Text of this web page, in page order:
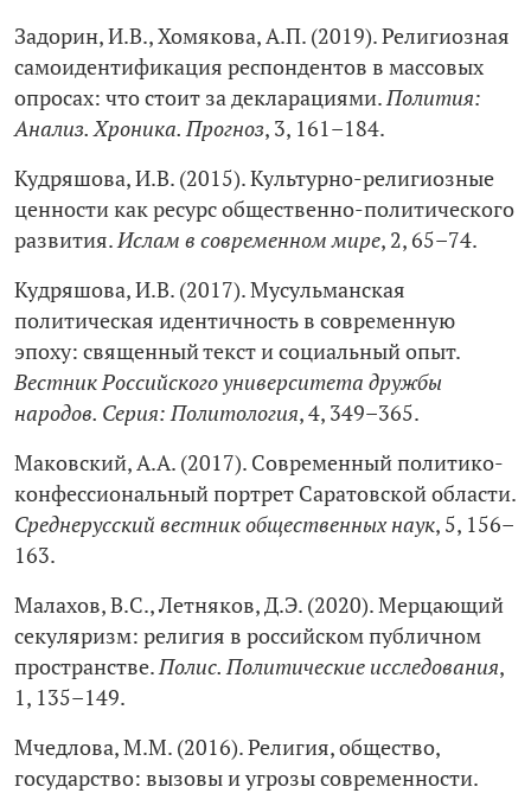
Задорин, И.В., Хомякова, А.П. (2019). Религиозная
самоидентификация респондентов в массовых
опросах: что стоит за декларациями.Полития:
Анализ. Хроника. Прогноз, 3, 161–184.
Кудряшова, И.В. (2015). Культурно-религиозные
ценности как ресурс общественно-политического
развития.Ислам в современном мире, 2, 65–74.
Кудряшова, И.В. (2017). Мусульманская
политическая идентичность в современную
эпоху: священный текст и социальный опыт.
Вестник Российского университета дружбы
народов. Серия: Политология, 4, 349–365.
Маковский, А.А. (2017). Современный политико-
конфессиональный портрет Саратовской области.
Среднерусский вестник общественных наук, 5, 156–
163.
Малахов, В.С., Летняков, Д.Э. (2020). Мерцающий
секуляризм: религия в российском публичном
пространстве.Полис. Политические исследования,
1, 135–149.
Мчедлова, М.М. (2016). Религия, общество,
государство: вызовы и угрозы современности.